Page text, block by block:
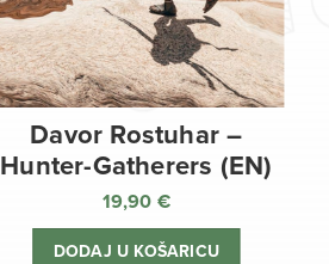
Davor Rostuhar –
Hunter-Gatherers (EN)
19,90 €
DODAJ U KOŠARICU